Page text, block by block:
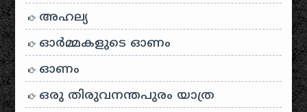
അഹല്യ
ഓര്‍മ്മകളുടെ ഓണം
ഓണം
ഒരു തിരുവനന്തപുരം യാത്ര